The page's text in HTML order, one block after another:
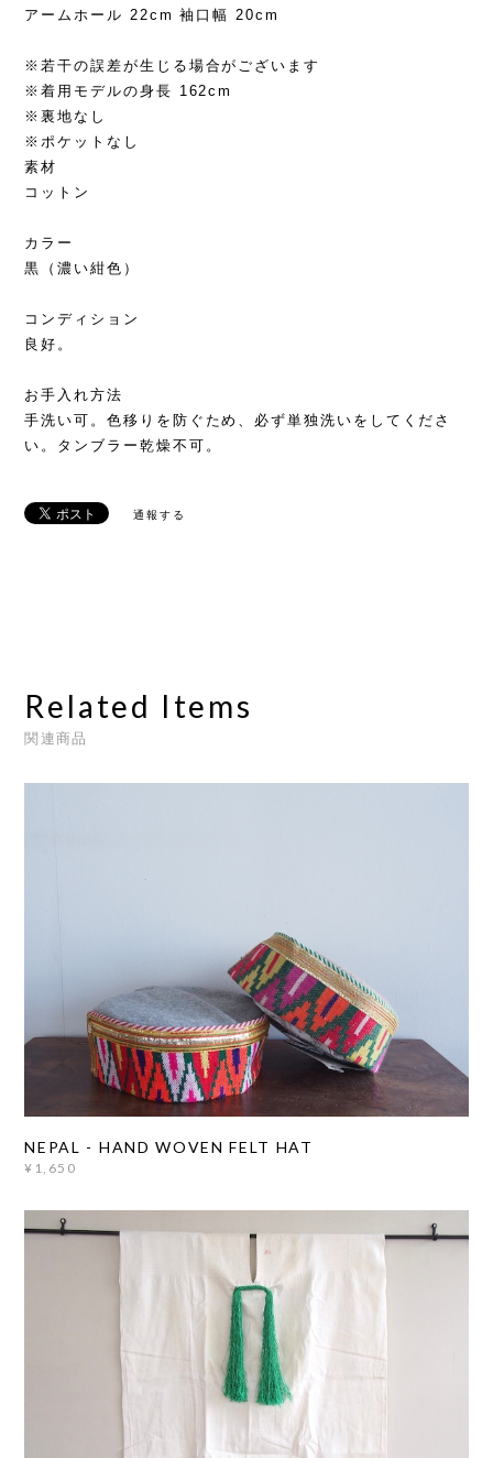
アームホール 22cm 袖口幅 20cm
※若干の誤差が生じる場合がございます
※着用モデルの身長 162cm
※裏地なし
※ポケットなし
素材
コットン
カラー
黒（濃い紺色）
コンディション
良好。
お手入れ方法
手洗い可。色移りを防ぐため、必ず単独洗いをしてくださ
い。タンブラー乾燥不可。
通報する
Related Items
関連商品
NEPAL - HAND WOVEN FELT HAT
¥1,650